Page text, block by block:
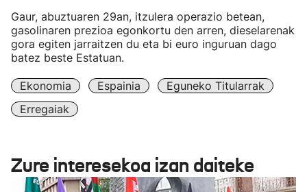
Gaur, abuztuaren 29an, itzulera operazio betean,
gasolinaren prezioa egonkortu den arren, dieselarenak
gora egiten jarraitzen du eta bi euro inguruan dago
batez beste Estatuan.
Ekonomia Espainia
Eguneko Titularrak
Erregaiak
Zure interesekoa izan daiteke